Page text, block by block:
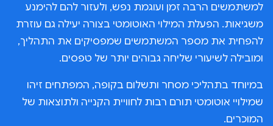
למשתמשים הרבה זמן ועוגמת נפש, ולעזור להם להימנע
משגיאות. הפעלת המילוי האוטומטי בצורה יעילה גם עוזרת
להפחית את מספר המשתמשים שמפסיקים את התהליך,
ומובילה לשיעורי שליחה גבוהים יותר של טפסים.
במיוחד בתהליכי מסחר ותשלום בקופה, המפתחים זיהו
שמילויי אוטומטי תורם רבות לחוויית הקנייה ולתוצאות של
המוכרים.